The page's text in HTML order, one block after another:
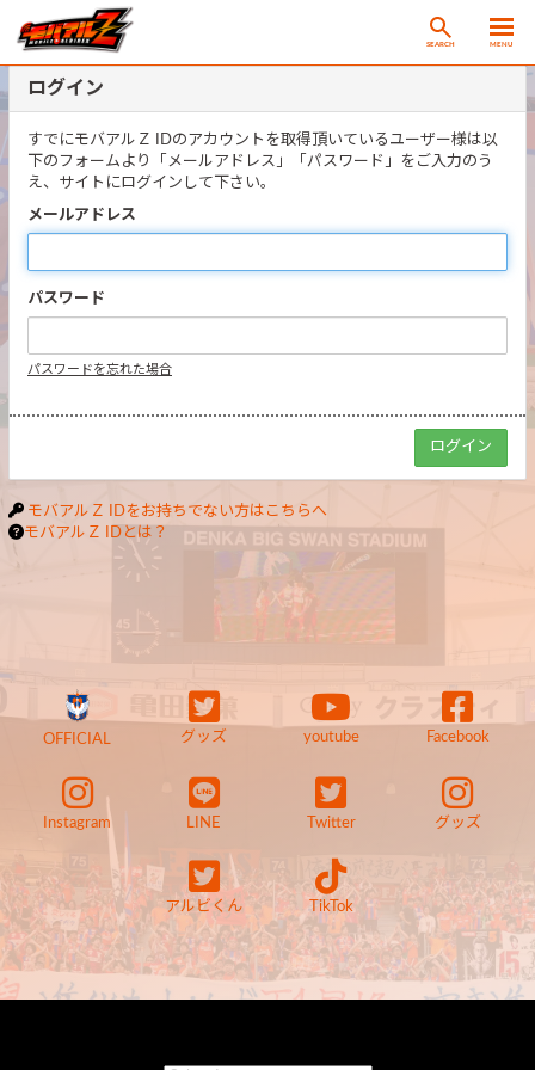
SEARCH MENU
ログイン
すでにモバアルＺ IDのアカウントを取得頂いているユーザー様は以
下のフォームより「メールアドレス」「パスワード」をご入力のう
え、サイトにログインして下さい。
メールアドレス
パスワード
パスワードを忘れた場合
モバアルＺ IDをお持ちでない方はこちらへ
モバアルＺ IDとは？
OFFICIAL グッズ youtube Facebook
Instagram LINE Twitter グッズ
アルビくん TikTok